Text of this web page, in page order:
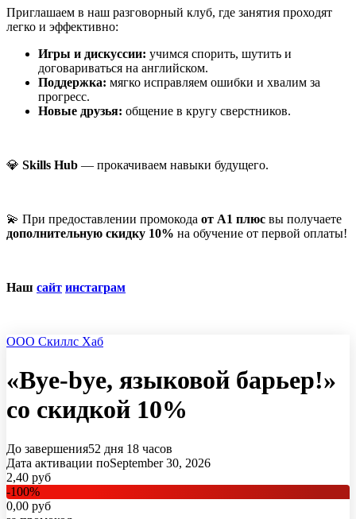
Приглашаем в наш разговорный клуб, где занятия проходят
легко и эффективно:
Игры и дискуссии: учимся спорить, шутить и
договариваться на английском.
Поддержка: мягко исправляем ошибки и хвалим за
прогресс.
Новые друзья: общение в кругу сверстников.
💎 Skills Hub — прокачиваем навыки будущего.
💫 При предоставлении промокода от A1 плюс вы получаете
дополнительную скидку 10% на обучение от первой оплаты!
Наш сайт инстаграм
ООО Скиллс Хаб
«Bye-bye, языковой барьер!»
со скидкой 10%
До завершения52 дня 18 часов
Дата активации поSeptember 30, 2026
2,40 руб
-100%
0,00 руб